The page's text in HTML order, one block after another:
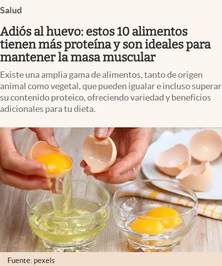
Columnistas
Otras secciones
Infotechnology
Clase
Mundial 2026
Eventos Corporativos
El Cronista Studio
Mediakit
abre en nueva pestaña
Argentina
Salud
Adiós al huevo: estos 10 alimentos
tienen más proteína y son ideales para
mantener la masa muscular
Existe una amplia gama de alimentos, tanto de origen
animal como vegetal, que pueden igualar e incluso superar
su contenido proteico, ofreciendo variedad y beneficios
adicionales para tu dieta.
Fuente: pexels